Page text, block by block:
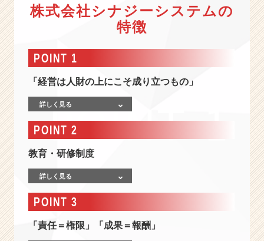
報
-
社
で
き
と
き
株式会社シナジーシステムの
特徴
POINT 1
「経営は人財の上にこそ成り立つもの」
詳しく見る
POINT 2
教育・研修制度
詳しく見る
POINT 3
「責任＝権限」「成果＝報酬」